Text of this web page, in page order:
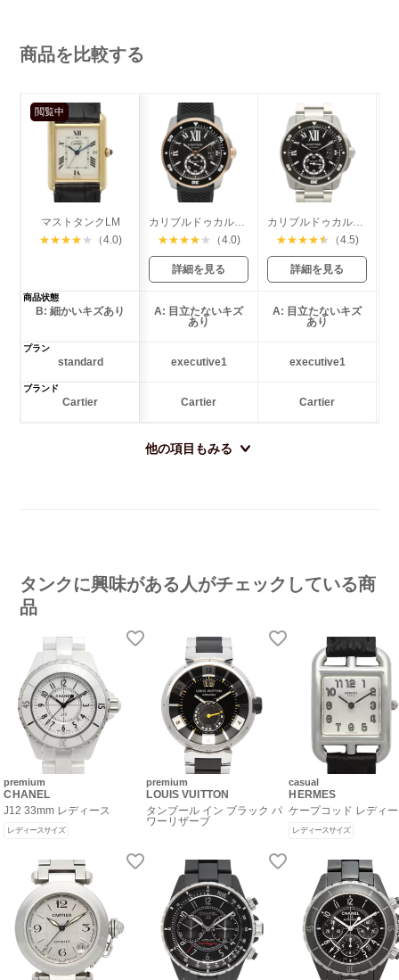
商品を比較する
閲覧中
マストタンクLM
★★★★ ★ （4.0)
カリブルドゥカルティエ ダイバー
★★★★ ★ （4.0)
詳細を見る
カリブルドゥカルティエ ダイバー
★★★★★ （4.5)
詳細を見る
商品状態
B: 細かいキズあり
A: 目立たないキズ
あり
A: 目立たないキズ
あり
プラン
standard executive1 executive1
ブランド
Cartier Cartier Cartier
他の項目もみる
タンクに興味がある人がチェックしている商
品
premium
CHANEL
J12 33mm レディース
レディースサイズ
premium
LOUIS VUITTON
タンブール イン ブラック パ
ワーリザーブ
casual
HERMES
ケープコッド レディ
レディースサイズ